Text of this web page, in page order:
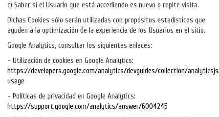
c) Saber si el Usuario que está accediendo es nuevo o repite visita.
Dichas Cookies sólo serán utilizadas con propósitos estadísticos que
ayuden a la optimización de la experiencia de los Usuarios en el sitio.
Google Analytics, consultar los siguientes enlaces:
- Utilización de cookies en Google Analytics:
https://developers.google.com/analytics/devguides/collection/
usage
- Políticas de privacidad en Google Analytics:
https://support.google.com/analytics/answer/6004245